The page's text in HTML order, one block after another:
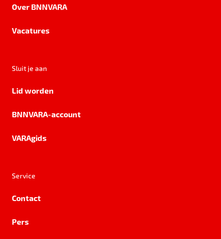
Over BNNVARA
Vacatures
Sluit je aan
Lid worden
BNNVARA-account
VARAgids
Service
Contact
Pers